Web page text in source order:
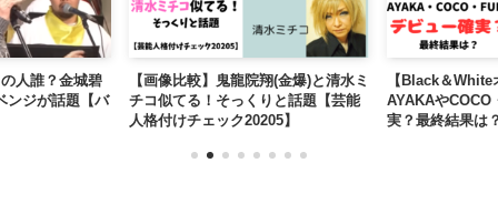
人誰？金城碧
ンジが話題【バ
【画像比較】鬼龍院翔(金爆)と清水ミ
チコ似てる！そっくりと話題【芸能
人格付けチェック20205】
【Black＆
AYAKAやCOCO
実？最終結果は